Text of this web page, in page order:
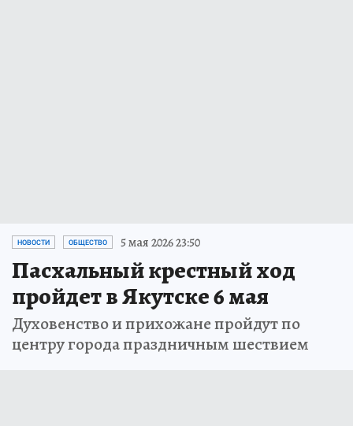
НОВОСТИ ОБЩЕСТВО 5 мая 2026 23:50
Пасхальный крестный ход
пройдет в Якутске 6 мая
Духовенство и прихожане пройдут по
центру города праздничным шествием